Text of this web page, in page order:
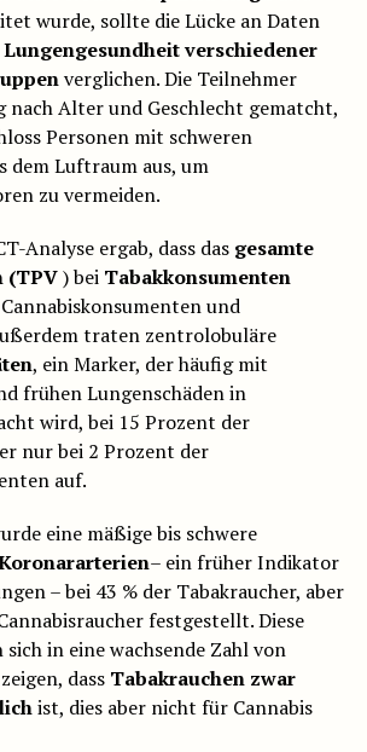
wurde, sollte die Lücke an Daten
Lungengesundheit verschiedener
verglichen. Die Teilnehmer
Alter und Geschlecht gematcht,
Personen mit schweren
dem Luftraum aus, um
zu vermeiden.
Analyse ergab, dass das gesamte
(TPV) bei Tabakkonsumenten
und
traten zentrolobuläre
, ein Marker, der häufig mit
frühen Lungenschäden in
wird, bei 15 Prozent der
nur bei 2 Prozent der
auf.
eine mäßige bis schwere
– ein früher Indikator
– bei 43 % der Tabakraucher, aber
festgestellt. Diese
sich in eine wachsende Zahl von
dass Tabakrauchen zwar
ist, dies aber nicht für Cannabis